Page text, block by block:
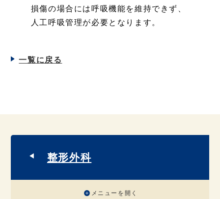
損傷の場合には呼吸機能を維持できず、
人工呼吸管理が必要となります。
一覧に戻る
整形外科
メニューを開く